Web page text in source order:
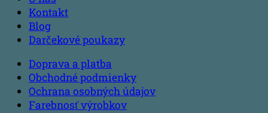
Kontakt
Blog
Darčekové poukazy
Doprava a platba
Obchodné podmienky
Ochrana osobných údajov
Farebnosť výrobkov